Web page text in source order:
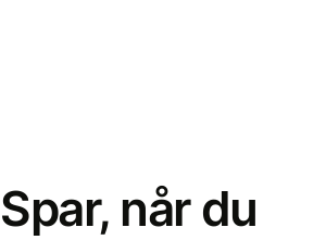
Spar, når du